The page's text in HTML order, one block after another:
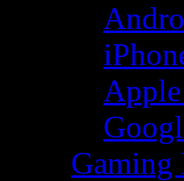
Gaming